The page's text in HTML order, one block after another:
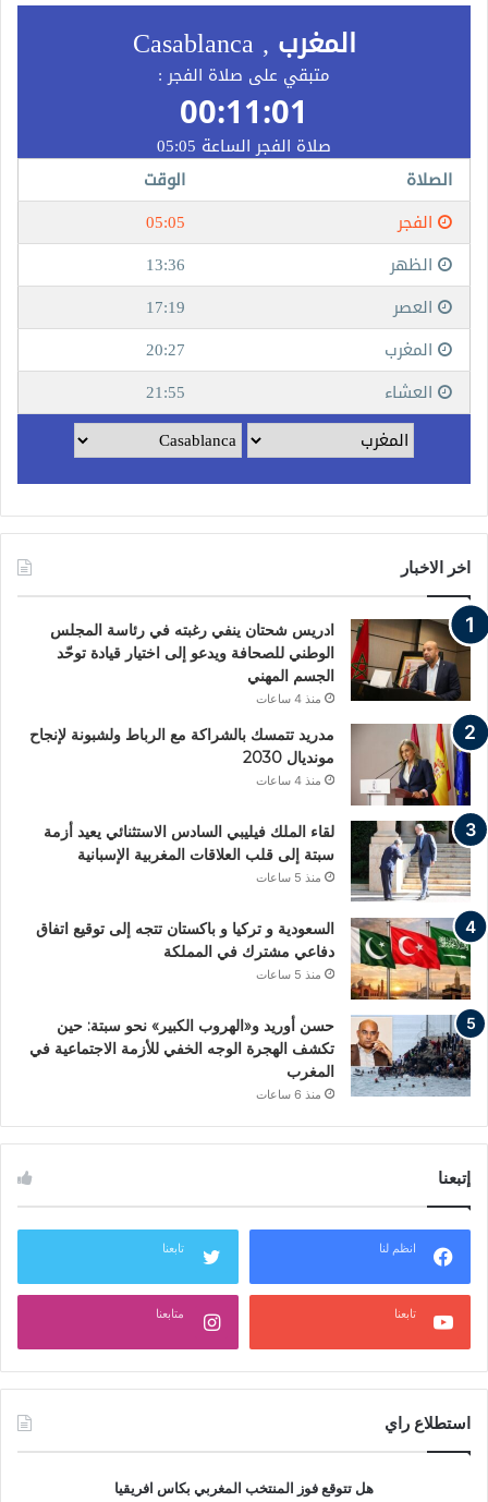
اخر الاخبار
ادريس شحتان ينفي رغبته في رئاسة المجلس
الوطني للصحافة ويدعو إلى اختيار قيادة توحّد
الجسم المهني
منذ 4 ساعات
مدريد تتمسك بالشراكة مع الرباط ولشبونة لإنجاح
مونديال 2030
منذ 4 ساعات
لقاء الملك فيليبي السادس الاستثنائي يعيد أزمة
سبتة إلى قلب العلاقات المغربية الإسبانية
منذ 5 ساعات
السعودية و تركيا و باكستان تتجه إلى توقيع اتفاق
دفاعي مشترك في المملكة
منذ 5 ساعات
حسن أوريد و«الهروب الكبير» نحو سبتة: حين
تكشف الهجرة الوجه الخفي للأزمة الاجتماعية في
المغرب
منذ 6 ساعات
إتبعنا
انظم لنا تابعنا
تابعنا متابعنا
استطلاع راي
هل تتوقع فوز المنتخب المغربي بكاس افريقيا